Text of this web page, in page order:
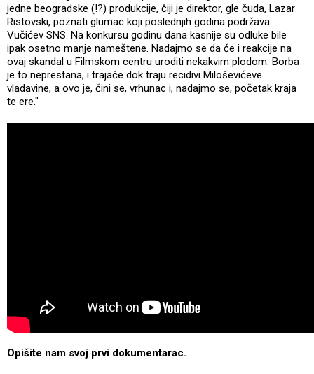
jedne beogradske (!?) produkcije, čiji je direktor, gle čuda, Lazar
Ristovski, poznati glumac koji poslednjih godina podržava
Vučićev SNS. Na konkursu godinu dana kasnije su odluke bile
ipak osetno manje nameštene. Nadajmo se da će i reakcije na
ovaj skandal u Filmskom centru uroditi nekakvim plodom. Borba
je to neprestana, i trajaće dok traju recidivi Miloševićeve
vladavine, a ovo je, čini se, vrhunac i, nadajmo se, početak kraja
te ere."
Opišite nam svoj prvi dokumentarac.